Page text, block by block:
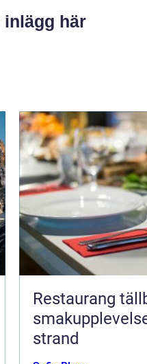
inlägg här
Restaurang
strand